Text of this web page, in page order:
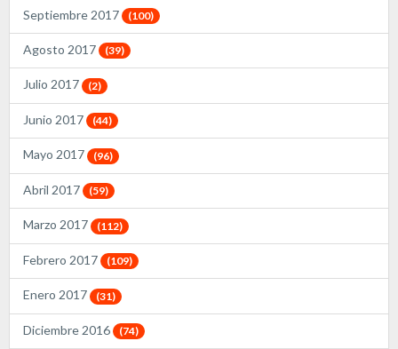
Septiembre 2017 (100)
Agosto 2017 (39)
Julio 2017 (2)
Junio 2017 (44)
Mayo 2017 (96)
Abril 2017 (59)
Marzo 2017 (112)
Febrero 2017 (109)
Enero 2017 (31)
Diciembre 2016 (74)